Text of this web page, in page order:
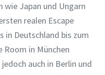
wie Japan und Ungarn
realen Escape
in Deutschland bis zum
Room in München
auch in Berlin und